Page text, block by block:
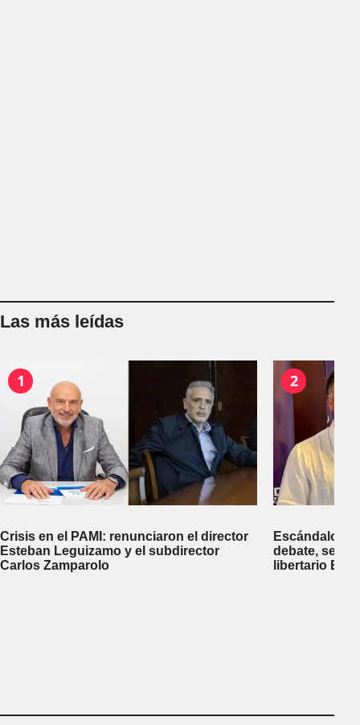
Las más leídas
1
Crisis en el PAMI: renunciaron el director
Esteban Leguizamo y el subdirector
Carlos Zamparolo
2
Escándalo
debate, se
libertario